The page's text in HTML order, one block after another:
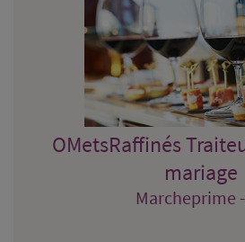
OMetsRaffinés
mariage
Marcheprime